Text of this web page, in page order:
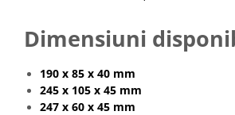
Dimensiuni
190 x 85 x 40 mm
245 x 105 x 45 mm
247 x 60 x 45 mm